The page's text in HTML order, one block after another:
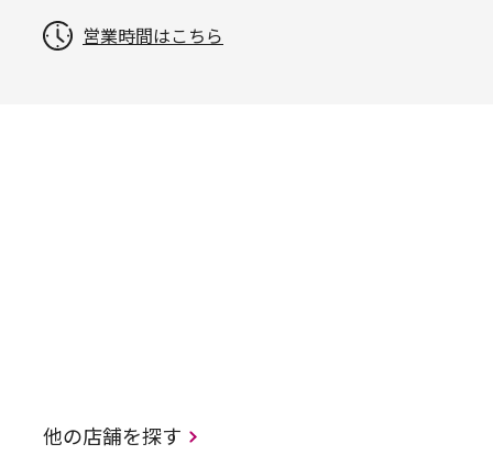
営業時間はこちら
他の店舗を探す